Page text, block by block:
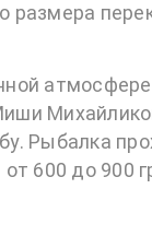
размера
Рыбалка
от 600 до 900